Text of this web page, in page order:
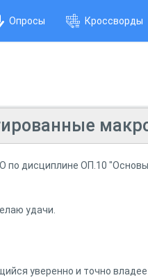
Опросы Кроссворды
по дисциплине ОП.10
удачи.
уверенно и точно